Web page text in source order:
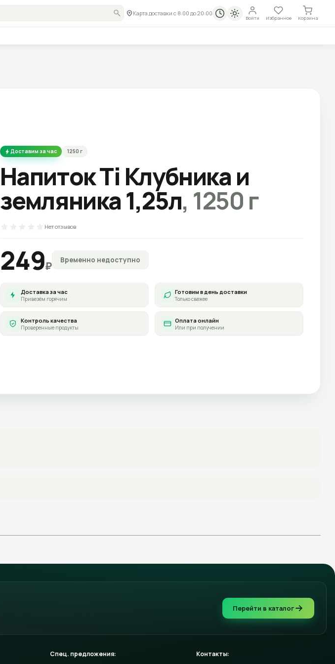
Карта доставки с 8:00 до 20:00
Войти Избранное Корзина
Доставим за час 1250 г
Напиток Ti Клубника и
земляника 1,25л, 1250 г
Нет отзывов
249₽ Временно недоступно
Доставка за час
Привезём горячим
Готовим в день доставки
Только свежее
Контроль качества
Проверенные продукты
Оплата онлайн
Или при получении
Перейти в каталог
Спец. предложения: Контакты: